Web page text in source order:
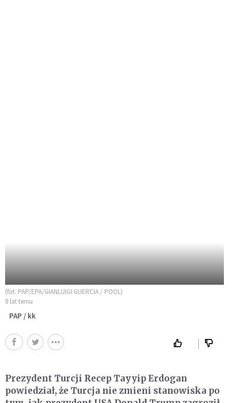
(fot. PAP/EPA/GIANLUIGI GUERCIA / POOL)
8 lat temu
PAP / kk
Prezydent Turcji Recep Tayyip Erdogan
powiedział, że Turcja nie zmieni stanowiska po